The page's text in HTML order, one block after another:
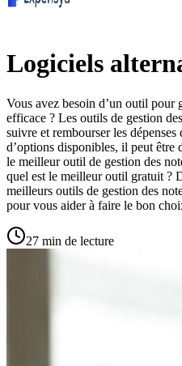
Logiciels
Vous avez besoin d’un outil pour
efficace ? Les outils de gestion
suivre et rembourser les
d’options disponibles, il peut
le meilleur outil de gestion des
quel est le meilleur outil gratuit ?
meilleurs outils de gestion des
pour vous aider à faire le bon
27 min de lecture